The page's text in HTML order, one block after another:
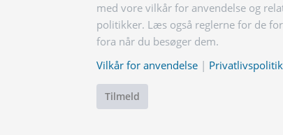
med vore vilkår for anvendelse og
politikker. Læs også reglerne for de
fora når du besøger dem.
Vilkår for anvendelse | Privatlivspolitik
Tilmeld